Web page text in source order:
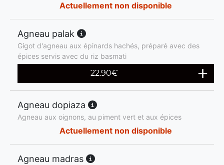
Actuellement non disponible
Agneau palak
Gigot d'agneau aux épinards hachés, préparé avec des
épices servis avec du riz basmati
22.90€
Agneau dopiaza
Agneau aux oignons, au piment vert et aux épices
Actuellement non disponible
Agneau madras